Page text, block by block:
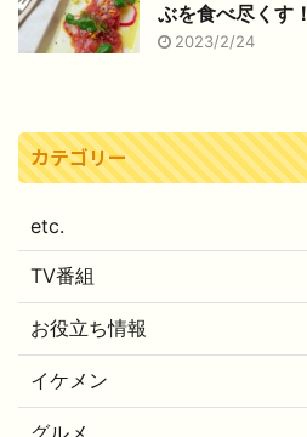
ぶを食べ尽くす！
2023/2/24
カテゴリー
etc.
TV番組
お役立ち情報
イケメン